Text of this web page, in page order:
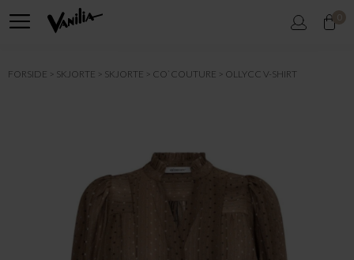
0
FORSIDE SKJORTE SKJORTE CO`COUTURE OLLYCC V-SHIRT